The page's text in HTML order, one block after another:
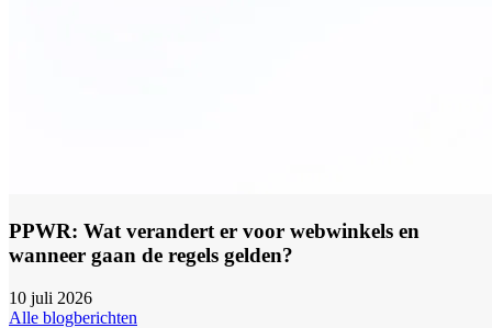
PPWR: Wat verandert er voor webwinkels en
wanneer gaan de regels gelden?
10 juli 2026
Alle blogberichten